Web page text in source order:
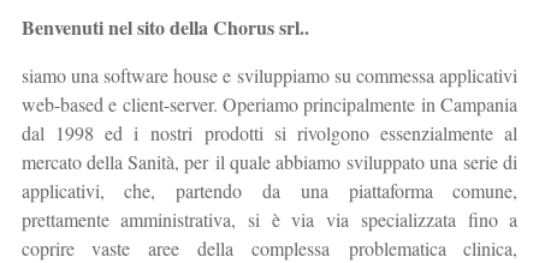
Benvenuti nel sito della Chorus srl..
siamo una software house e sviluppiamo su commessa applicativi
web-based e client-server. Operiamo principalmente in Campania
dal 1998 ed i nostri prodotti si rivolgono essenzialmente al
mercato della Sanità, per il quale abbiamo sviluppato una serie di
applicativi, che, partendo da una piattaforma comune,
prettamente amministrativa, si è via via specializzata fino a
coprire vaste aree della complessa problematica clinica,